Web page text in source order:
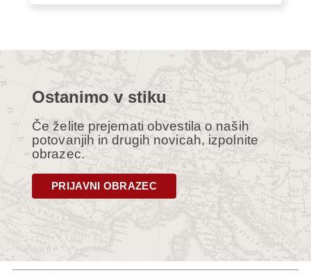
Ostanimo v stiku
Če želite prejemati obvestila o naših
potovanjih in drugih novicah, izpolnite
obrazec.
PRIJAVNI OBRAZEC